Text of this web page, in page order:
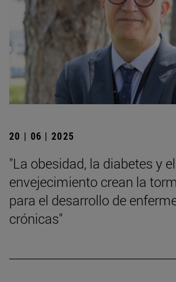
20 | 06 | 2025
"La obesidad, la diabetes y el
envejecimiento crean la
para el desarrollo de
crónicas"